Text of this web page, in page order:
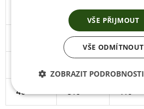
297 108
305 111
49 319 119
VŠE PŘIJMOUT
VŠE ODMÍTNOUT
ZOBRAZIT PODROBNOSTI